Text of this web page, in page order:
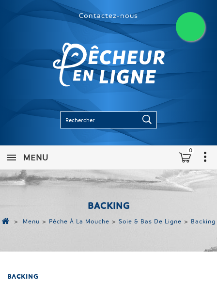
Contactez-nous
0
MENU
BACKING
> Menu > Pêche À La Mouche > Soie & Bas De Ligne > Backing
BACKING